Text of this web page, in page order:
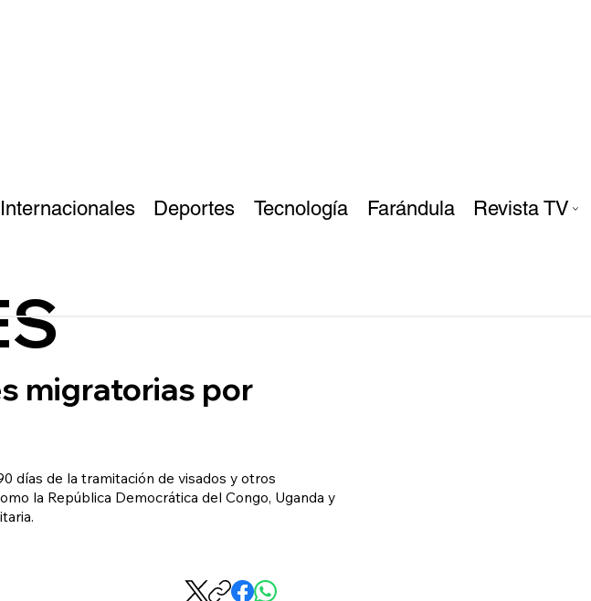
Internacionales Deportes Tecnología Farándula Revista TV
migratorias por
días de la tramitación de visados y otros
la República Democrática del Congo, Uganda y